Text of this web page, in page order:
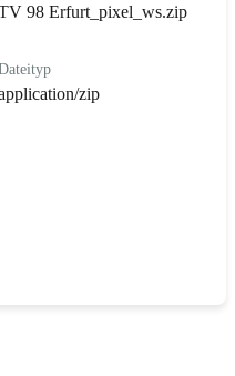
98 Erfurt_pixel_ws.zip
zip